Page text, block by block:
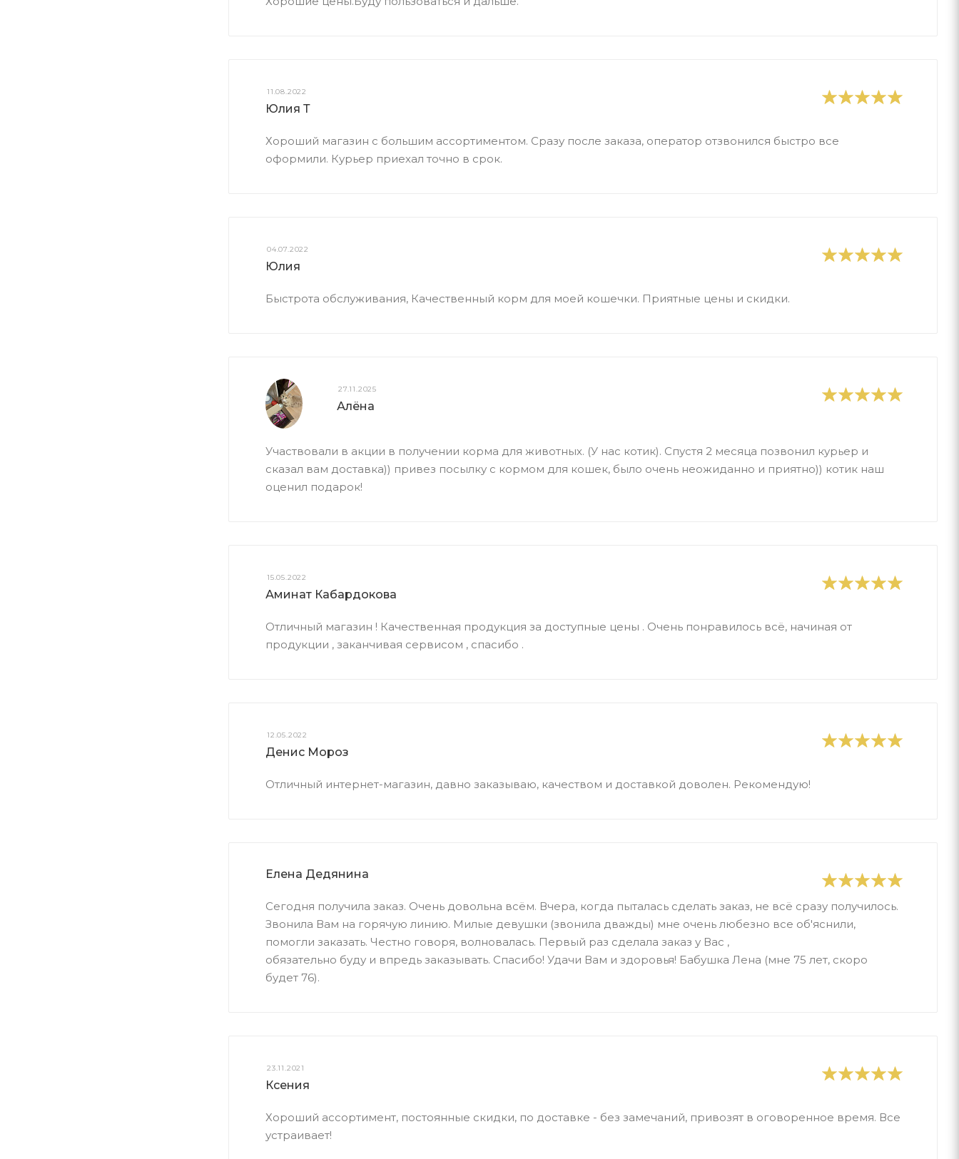
11.08.2022
Юлия Т
Хороший магазин с большим ассортиментом. Сразу после заказа, оператор отзвонился быстро все
оформили. Курьер приехал точно в срок.
04.07.2022
Юлия
Быстрота обслуживания, Качественный корм для моей кошечки. Приятные цены и скидки.
27.11.2025
Алёна
Участвовали в акции в получении корма для животных. (У нас котик). Спустя 2 месяца позвонил курьер и
сказал вам доставка)) привез посылку с кормом для кошек, было очень неожиданно и приятно)) котик наш
оценил подарок!
15.05.2022
Аминат Кабардокова
Отличный магазин ! Качественная продукция за доступные цены . Очень понравилось всё, начиная от
продукции , заканчивая сервисом , спасибо .
12.05.2022
Денис Мороз
Отличный интернет-магазин, давно заказываю, качеством и доставкой доволен. Рекомендую!
Елена Дедянина
Сегодня получила заказ. Очень довольна всём. Вчера, когда пыталась сделать заказ, не всё сразу получилось.
Звонила Вам на горячую линию. Милые девушки (звонила дважды) мне очень любезно все об'яснили,
помогли заказать. Честно говоря, волновалась. Первый раз сделала заказ у Вас ,
обязательно буду и впредь заказывать. Спасибо! Удачи Вам и здоровья! Бабушка Лена (мне 75 лет, скоро
будет 76).
23.11.2021
Ксения
Хороший ассортимент, постоянные скидки, по доставке - без замечаний, привозят в оговоренное время. Все
устраивает!